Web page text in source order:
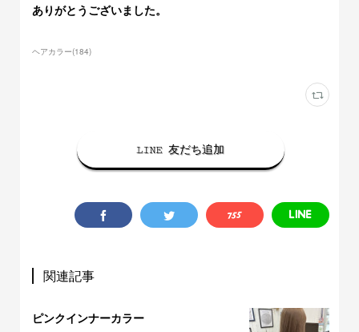
ありがとうございました。
ヘアカラー(184)
LINE 友だち追加
関連記事
ピンクインナーカラー